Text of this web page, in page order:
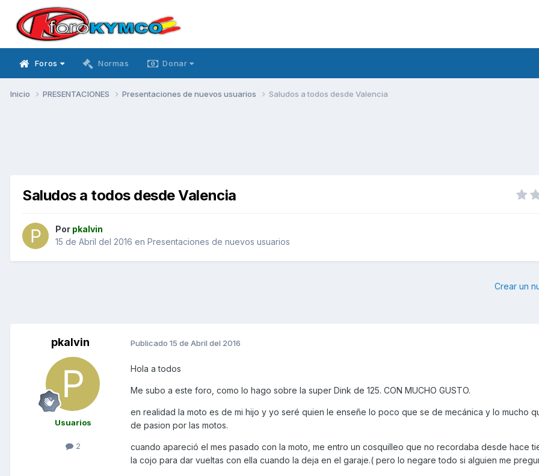
Foros Normas Donar
Inicio PRESENTACIONES Presentaciones de nuevos usuarios Saludos a todos desde Valencia
Saludos a todos desde Valencia
Por pkalvin
15 de Abril del 2016 en Presentaciones de nuevos usuarios
Crear un
pkalvin
Usuarios
2
Publicado 15 de Abril del 2016
Hola a todos
Me subo a este foro, como lo hago sobre la super Dink de 125. CON MUCHO GUSTO.
en realidad la moto es de mi hijo y yo seré quien le enseñe lo poco que se de mecánica y lo mucho
de pasion por las motos.
cuando apareció el mes pasado con la moto, me entro un cosquilleo que no recordaba desde hace
la cojo para dar vueltas con ella cuando la deja en el garaje.( pero lo negare todo si alguien me